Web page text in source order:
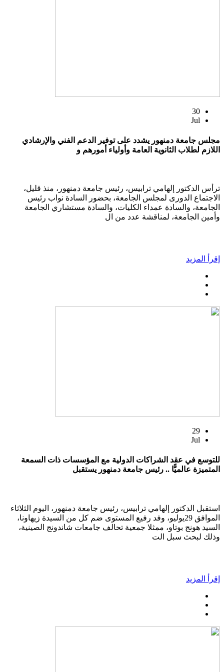
30
Jul
مجلس جامعة دمنهور يشدد على توفير الدعم الفني والإرشادي
اللازم لطلاب الثانوية العامة وأولياء أمورهم و
ترأس الدكتور إلهامي ترابيس، رئيس جامعة دمنهور، منذ قليل،
الاجتماع الدورى لمجلس الجامعة، بحضور السادة نواب رئيس
الجامعة، والسادة عمداء الكليات، والسادة مستشاري الجامعة
وأمين الجامعة، لمناقشة عدد من ال
إقرأ المزيد
29
Jul
للتوسع في عقد الشراكات الدولية مع المؤسسات ذات السمعة
المتميزة عالميًّا .. رئيس جامعة دمنهور يستقبل
استقبل الدكتور إلهامي ترابيس، رئيس جامعة دمنهور، اليوم الثلاثاء
الموافق 29يوليو، وفد رفيع المستوى ضم كل من السيدة زيهاونا،
السيد هونج بوتاو، ممثلا جمعية تحالف جامعات شاندونج الصينية،
وذلك لبحث سبل الت
إقرأ المزيد